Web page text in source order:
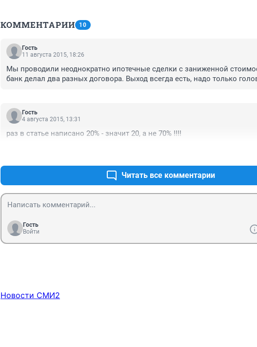
КОММЕНТАРИИ 10
Гость
11 августа 2015, 18:26
Мы проводили неоднократно ипотечные сделки с заниженной
банк делал два разных договора. Выход всегда есть, надо только
Гость
4 августа 2015, 13:31
раз в статье написано 20% - значит 20, а не 70% !!!!
Читать все комментарии
Гость
Войти
Новости СМИ2